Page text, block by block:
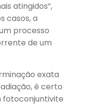
atingidos”,
casos, a
processo
de um
exata
é certo
fotoconjuntivite